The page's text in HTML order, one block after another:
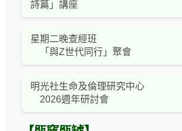
詩篇」講座
星期二晚查經班
「與Z世代同行」聚會
明光社生命及倫理研究中心
2026週年研討會